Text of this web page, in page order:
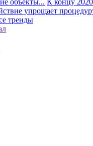
упрощает
тренды